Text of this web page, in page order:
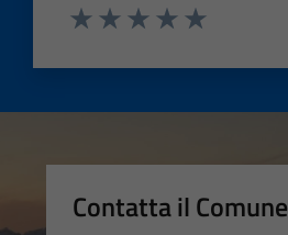
Contatta il Comune